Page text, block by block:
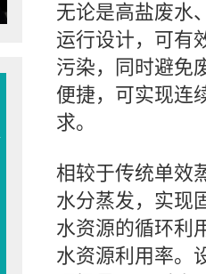
无论是高盐废水
运行设计，可有
污染，同时避免
便捷，可实现连
求。
相较于传统单效
水分蒸发，实现
水资源的循环利
水资源利用率。